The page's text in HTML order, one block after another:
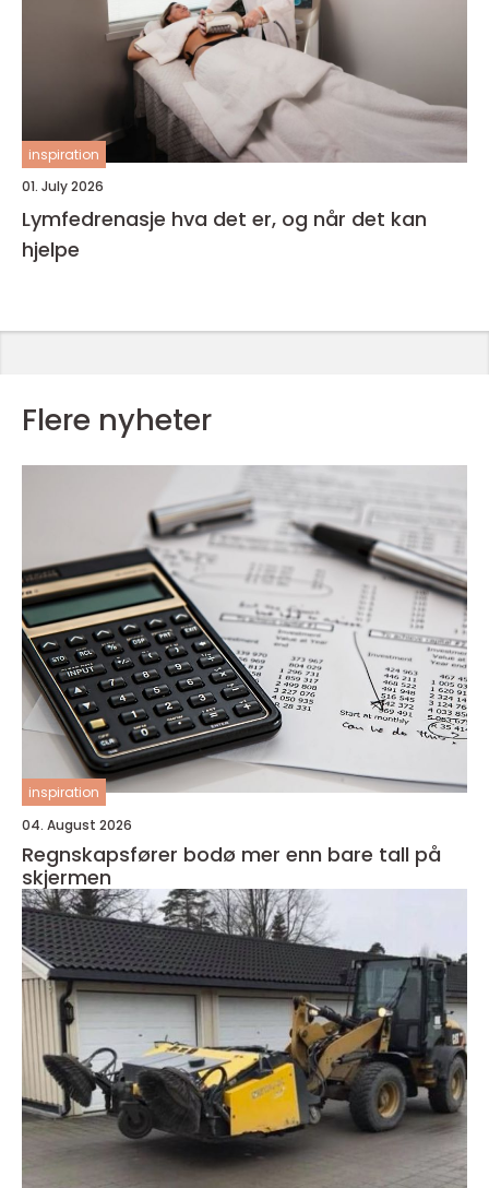
inspiration
01. July 2026
Lymfedrenasje hva det er, og når det kan
hjelpe
Flere nyheter
inspiration
04. August 2026
Regnskapsfører bodø mer enn bare tall på
skjermen